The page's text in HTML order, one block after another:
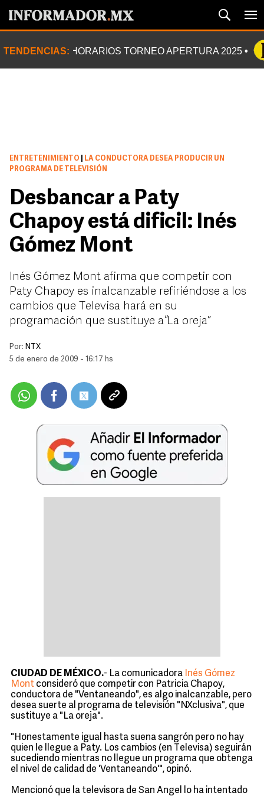
TENDENCIAS: HORARIOS TORNEO APERTURA 2025
ENTRETENIMIENTO
LA CONDUCTORA DESEA PRODUCIR UN
PROGRAMA DE TELEVISIÓN
Desbancar a Paty
Chapoy está dificil: Inés
Gómez Mont
Inés Gómez Mont afirma que competir con
Paty Chapoy es inalcanzable refiriéndose a los
cambios que Televisa hará en su
programación que sustituye a “La oreja”
Por: NTX
5 de enero de 2009 - 16:17 hs
CIUDAD DE MÉXICO.- La comunicadora Inés Gómez
Mont consideró que competir con Patricia Chapoy,
conductora de "Ventaneando", es algo inalcanzable, pero
desea suerte al programa de televisión "NXclusiva", que
sustituye a "La oreja".
"Honestamente igual hasta suena sangrón pero no hay
quien le llegue a Paty. Los cambios (en Televisa) seguirán
sucediendo mientras no llegue un programa que obtenga
el nivel de calidad de 'Ventaneando'", opinó.
Mencionó que la televisora de San Angel lo ha intentado